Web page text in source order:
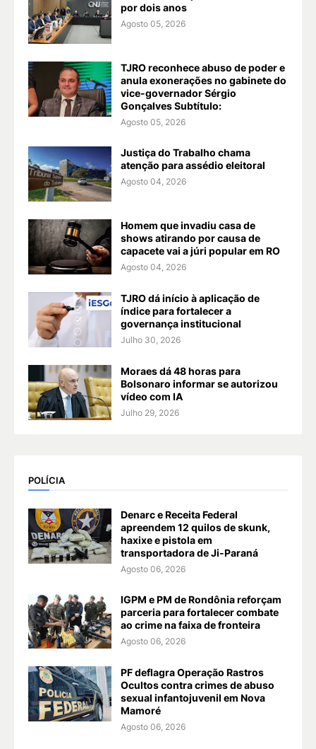
por dois anos
Agosto 05, 2026
TJRO reconhece abuso de poder e
anula exonerações no gabinete do
vice-governador Sérgio
Gonçalves Subtítulo:
Agosto 05, 2026
Justiça do Trabalho chama
atenção para assédio eleitoral
Agosto 04, 2026
Homem que invadiu casa de
shows atirando por causa de
capacete vai a júri popular em RO
Agosto 04, 2026
TJRO dá início à aplicação de
índice para fortalecer a
governança institucional
Julho 30, 2026
Moraes dá 48 horas para
Bolsonaro informar se autorizou
vídeo com IA
Julho 29, 2026
POLÍCIA
Denarc e Receita Federal
apreendem 12 quilos de skunk,
haxixe e pistola em
transportadora de Ji-Paraná
Agosto 06, 2026
IGPM e PM de Rondônia reforçam
parceria para fortalecer combate
ao crime na faixa de fronteira
Agosto 06, 2026
PF deflagra Operação Rastros
Ocultos contra crimes de abuso
sexual infantojuvenil em Nova
Mamoré
Agosto 06, 2026